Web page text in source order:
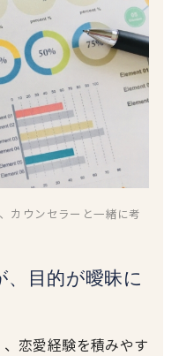
カウンセラーと一緒に考
、目的が曖昧に
恋愛経験を積みやす